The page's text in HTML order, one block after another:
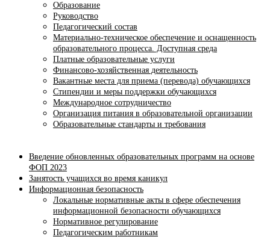
Образование
Руководство
Педагогический состав
Материально-техническое обеспечение и оснащенность
образовательного процесса. Доступная среда
Платные образовательные услуги
Финансово-хозяйственная деятельность
Вакантные места для приема (перевода) обучающихся
Стипендии и меры поддержки обучающихся
Международное сотрудничество
Организация питания в образовательной организации
Образовательные стандарты и требования
Введение обновленных образовательных программ на основе
ФОП 2023
Занятость учащихся во время каникул
Информационная безопасность
Локальные нормативные акты в сфере обеспечения
информационной безопасности обучающихся
Нормативное регулирование
Педагогическим работникам